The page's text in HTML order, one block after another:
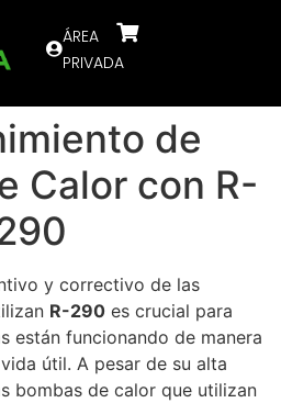
ÁREA
PRIVADA
de
Calor con R-
y correctivo de las
R-290 es crucial para
están funcionando de manera
útil. A pesar de su alta
bombas de calor que utilizan